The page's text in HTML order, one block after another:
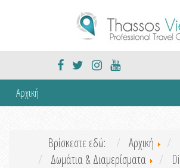
Αρχική
Βρίσκεστε εδώ: Αρχική
Δωμάτια & Διαμερίσματα